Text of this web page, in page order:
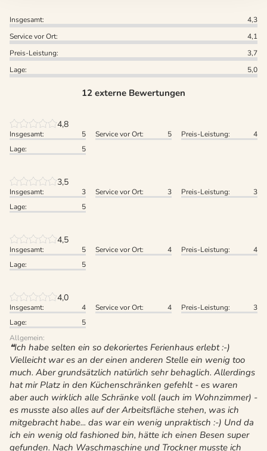
Insgesamt:
4,3
Service vor Ort:
4,1
Preis-Leistung:
3,7
Lage:
5,0
12 externe Bewertungen
4,8
Insgesamt: 5 Service vor Ort: 5 Preis-Leistung:
4
Lage:
5
3,5
Insgesamt: 3 Service vor Ort: 3 Preis-Leistung:
3
Lage:
5
4,5
Insgesamt: 5 Service vor Ort: 4 Preis-Leistung:
4
Lage:
5
4,0
Insgesamt: 4 Service vor Ort: 4 Preis-Leistung:
3
Lage:
5
Allgemein:
Ich habe selten ein so dekoriertes Ferienhaus erlebt :-)
Vielleicht war es an der einen anderen Stelle ein wenig too
much. Aber grundsätzlich natürlich sehr behaglich. Allerdings
hat mir Platz in den Küchenschränken gefehlt - es waren
aber auch wirklich alle Schränke voll (auch im Wohnzimmer) -
es musste also alles auf der Arbeitsfläche stehen, was ich
mitgebracht habe... das war ein wenig unpraktisch :-) Und da
ich ein wenig old fashioned bin, hätte ich einen Besen super
gefunden. Nach Waschmaschine und Trockner musste ich